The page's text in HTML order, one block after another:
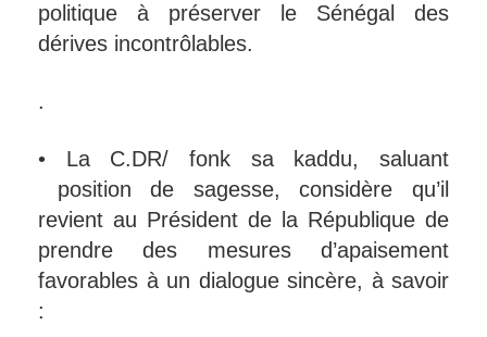
politique à préserver le Sénégal des
dérives incontrôlables.
.
• La C.DR/ fonk sa kaddu, saluant
position de sagesse, considère qu’il
revient au Président de la République de
prendre des mesures d’apaisement
favorables à un dialogue sincère, à savoir
: